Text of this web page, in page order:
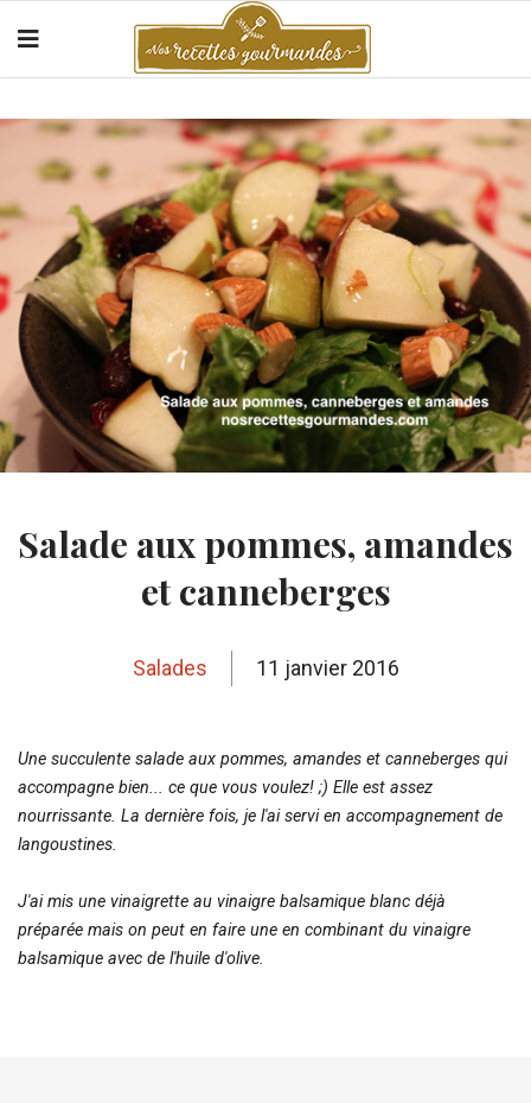
Salade aux pommes, amandes
et canneberges
Salades 11 janvier 2016
Une succulente salade aux pommes, amandes et canneberges qui
accompagne bien... ce que vous voulez! ;) Elle est assez
nourrissante. La dernière fois, je l'ai servi en accompagnement de
langoustines.
J'ai mis une vinaigrette au vinaigre balsamique blanc déjà
préparée mais on peut en faire une en combinant du vinaigre
balsamique avec de l'huile d'olive.